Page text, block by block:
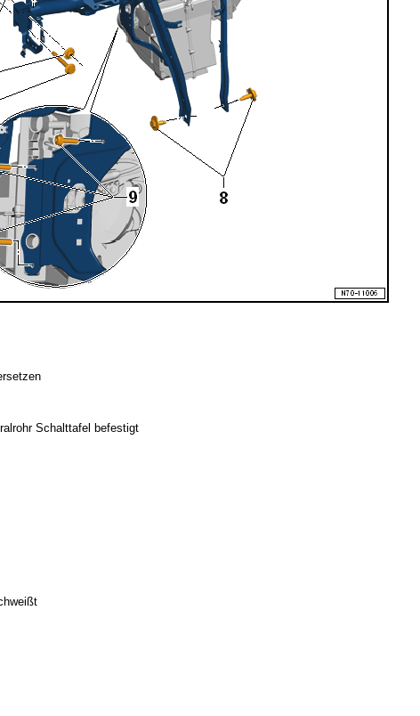
Schalttafel befestigt